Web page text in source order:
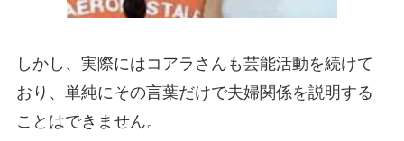
しかし、実際にはコアラさんも芸能活動を続けて
おり、単純にその言葉だけで夫婦関係を説明する
ことはできません。